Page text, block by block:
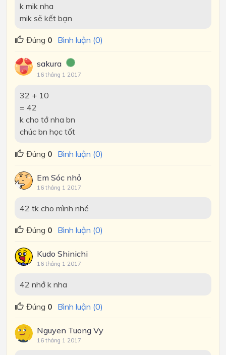
k mik nha
mik sẽ kết bạn
Đúng 0 Bình luận (0)
sakura
16 tháng 1 2017
32 + 10
= 42
k cho tớ nha bn
chúc bn học tốt
Đúng 0 Bình luận (0)
Em Sóc nhỏ
16 tháng 1 2017
42 tk cho mình nhé
Đúng 0 Bình luận (0)
Kudo Shinichi
16 tháng 1 2017
42 nhớ k nha
Đúng 0 Bình luận (0)
Nguyen Tuong Vy
16 tháng 1 2017